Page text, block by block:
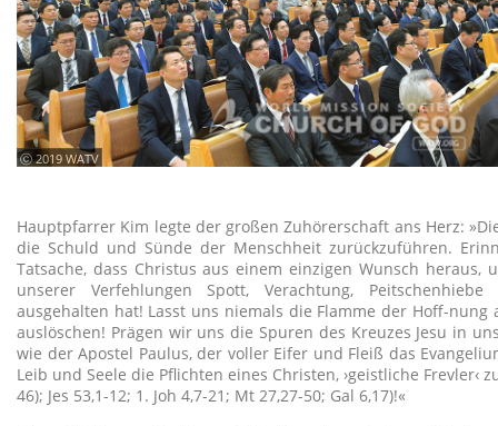
ⓒ 2019 WATV
Hauptpfarrer Kim legte der großen Zuhörerschaft ans Herz:
die Schuld und Sünde der Menschheit zurückzuführen.
Tatsache, dass Christus aus einem einzigen Wunsch heraus,
unserer Verfehlungen Spott, Verachtung, Peitschenhiebe
ausgehalten hat! Lasst uns niemals die Flamme der Hoff-nung
auslöschen! Prägen wir uns die Spuren des Kreuzes Jesu in
wie der Apostel Paulus, der voller Eifer und Fleiß das
Leib und Seele die Pflichten eines Christen, ›geistliche Frevler‹
46); Jes 53,1-12; 1. Joh 4,7-21; Mt 27,27-50; Gal 6,17)!«